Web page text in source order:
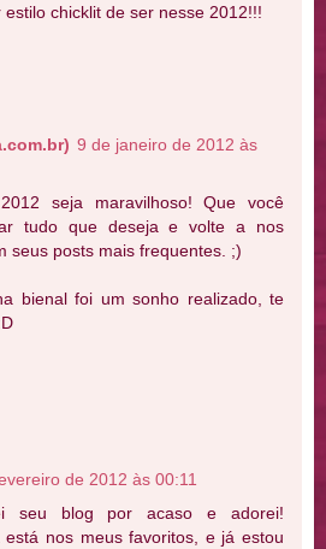
estilo chicklit de ser nesse 2012!!!
9 de janeiro de 2012 às
seja maravilhoso! Que você
tudo que deseja e volte a nos
seus posts mais frequentes. ;)
bienal foi um sonho realizado, te
de 2012 às 00:11
seu blog por acaso e adorei!
está nos meus favoritos, e já estou